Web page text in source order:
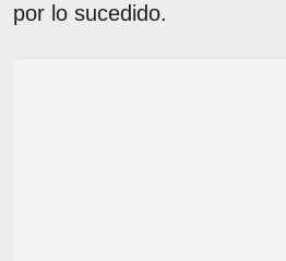
por lo sucedido.